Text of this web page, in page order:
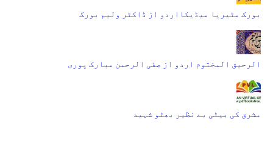
بورک مٹیریا میڈیکااردو از ڈاکٹر ولیم بورک
الرحیق المختوم اردو از صفی الرحمن مبارک پوری
مشرق کی بیٹی بے نظیر بھٹو شہید